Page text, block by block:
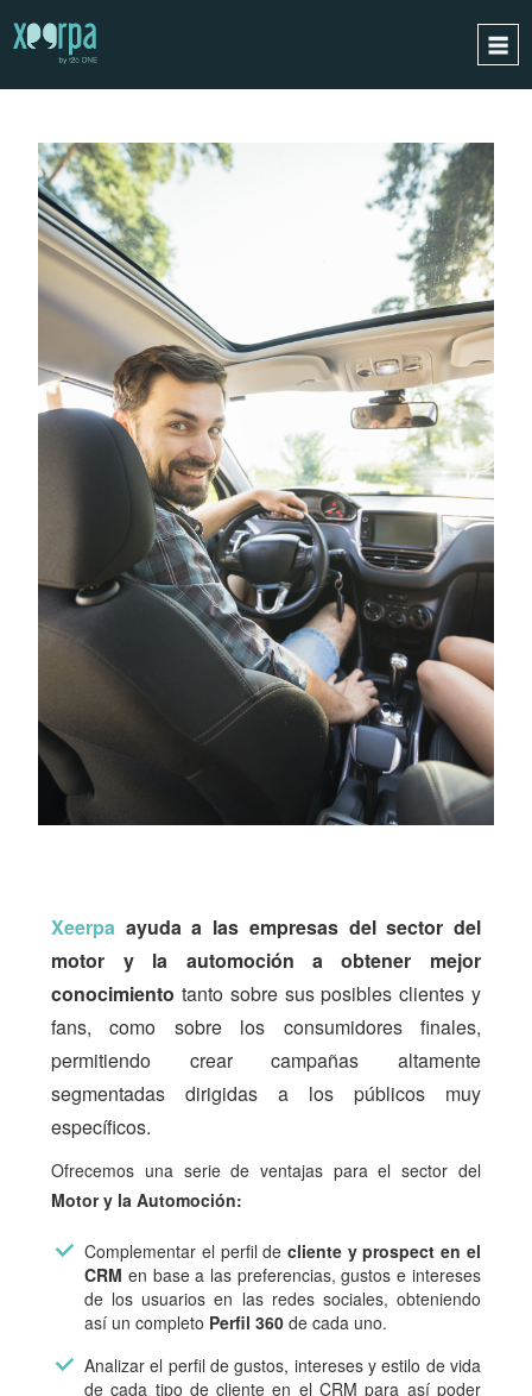
¿CÓMO FUNCIONA?
INTEGRACIONES
CASOS DE ÉXITO
RGPD
BLOG
CONTACTO
PIDE UNA DEMO
Xeerpa ayuda a las empresas del sector del
motor y la automoción a obtener mejor
conocimiento tanto sobre sus posibles clientes y
fans, como sobre los consumidores finales,
permitiendo crear campañas altamente
segmentadas dirigidas a los públicos muy
específicos.
Ofrecemos una serie de ventajas para el sector del
Motor y la Automoción:
Complementar el perfil de cliente y prospect en el
CRM en base a las preferencias, gustos e intereses
de los usuarios en las redes sociales, obteniendo
así un completo Perfil 360 de cada uno.
Analizar el perfil de gustos, intereses y estilo de vida
de cada tipo de cliente en el CRM para así poder